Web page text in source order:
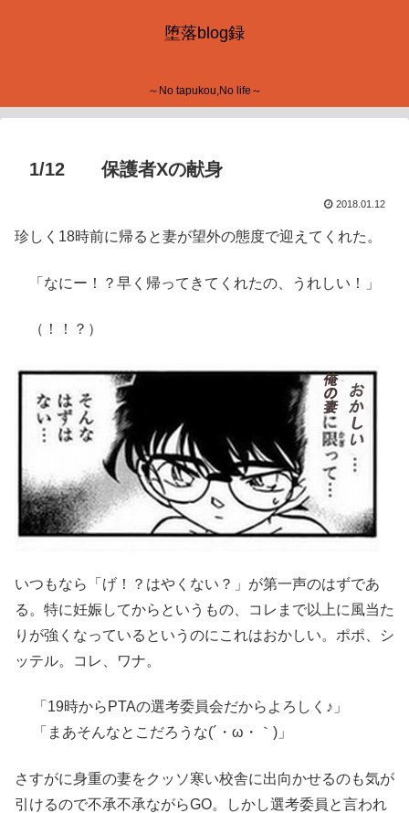
堕落blog録
～No tapukou,No life～
1/12 保護者Xの献身
2018.01.12
珍しく18時前に帰ると妻が望外の態度で迎えてくれた。
「なにー！？早く帰ってきてくれたの、うれしい！」
（！！？）
いつもなら「げ！？はやくない？」が第一声のはずであ
る。特に妊娠してからというもの、コレまで以上に風当た
りが強くなっているというのにこれはおかしい。ポポ、シ
ッテル。コレ、ワナ。
「19時からPTAの選考委員会だからよろしく♪」
「まあそんなとこだろうな(´・ω・｀)」
さすがに身重の妻をクッソ寒い校舎に出向かせるのも気が
引けるので不承不承ながらGO。しかし選考委員と言われ